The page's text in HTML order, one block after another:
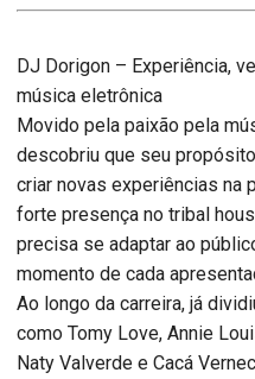
DJ Dorigon – Experiência,
música eletrônica
Movido pela paixão pela
descobriu que seu
criar novas experiências na
forte presença no tribal
precisa se adaptar ao
momento de cada
Ao longo da carreira, já
como Tomy Love, Annie
Naty Valverde e Cacá